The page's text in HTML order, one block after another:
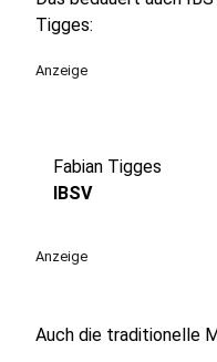
Tigges:
Anzeige
Fabian Tigges
IBSV
Anzeige
Auch die traditionelle